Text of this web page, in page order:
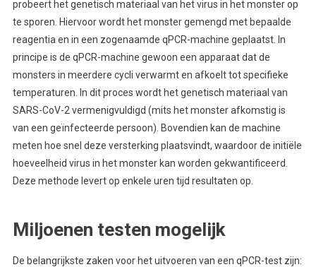
probeert het genetisch materiaal van het virus in het monster op
te sporen. Hiervoor wordt het monster gemengd met bepaalde
reagentia en in een zogenaamde qPCR-machine geplaatst. In
principe is de qPCR-machine gewoon een apparaat dat de
monsters in meerdere cycli verwarmt en afkoelt tot specifieke
temperaturen. In dit proces wordt het genetisch materiaal van
SARS-CoV-2 vermenigvuldigd (mits het monster afkomstig is
van een geïnfecteerde persoon). Bovendien kan de machine
meten hoe snel deze versterking plaatsvindt, waardoor de initiële
hoeveelheid virus in het monster kan worden gekwantificeerd.
Deze methode levert op enkele uren tijd resultaten op.
Miljoenen testen mogelijk
De belangrijkste zaken voor het uitvoeren van een qPCR-test zijn: